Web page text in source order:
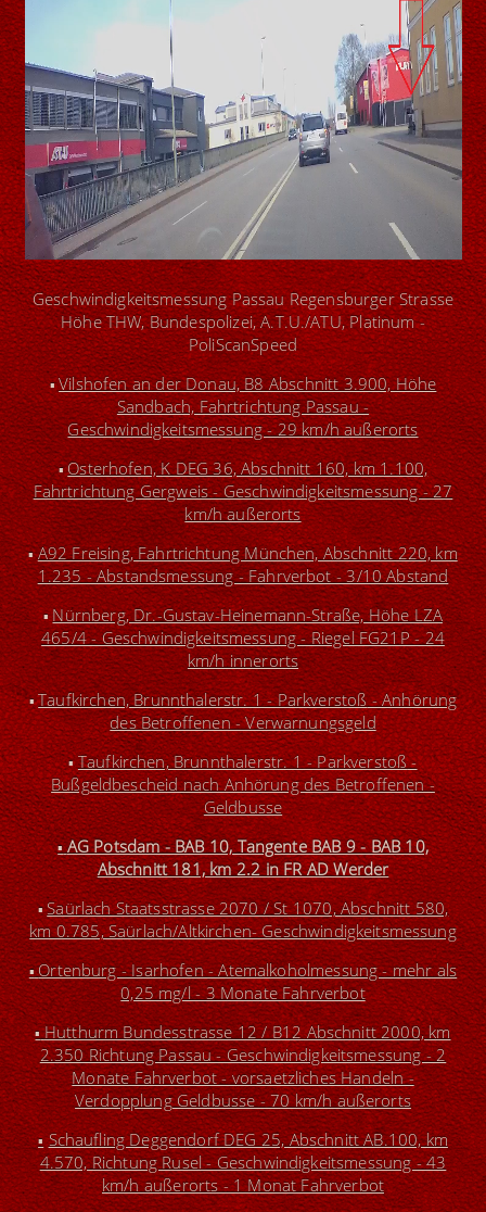
Geschwindigkeitsmessung Passau Regensburger Strasse
Höhe THW, Bundespolizei, A.T.U./ATU, Platinum -
PoliScanSpeed
▪Vilshofen an der Donau, B8 Abschnitt 3.900, Höhe
Sandbach, Fahrtrichtung Passau -
Geschwindigkeitsmessung - 29 km/h außerorts
▪Osterhofen, K DEG 36, Abschnitt 160, km 1.100,
Fahrtrichtung Gergweis - Geschwindigkeitsmessung - 27
km/h außerorts
▪A92 Freising, Fahrtrichtung München, Abschnitt 220, km
1.235 - Abstandsmessung - Fahrverbot - 3/10 Abstand
▪Nürnberg, Dr.-Gustav-Heinemann-Straße, Höhe LZA
465/4 - Geschwindigkeitsmessung - Riegel FG21P - 24
km/h innerorts
▪Taufkirchen, Brunnthalerstr. 1 - Parkverstoß- Anhörung
des Betroffenen - Verwarnungsgeld
▪Taufkirchen, Brunnthalerstr. 1 - Parkverstoß-
Bußgeldbescheid nach Anhörung des Betroffenen -
Geldbusse
▪AG Potsdam - BAB 10, Tangente BAB 9 - BAB 10,
Abschnitt 181, km 2.2 in FR AD Werder
▪Saürlach Staatsstrasse 2070 / St 1070, Abschnitt 580,
km 0.785, Saürlach/Altkirchen- Geschwindigkeitsmessung
▪Ortenburg - Isarhofen - Atemalkoholmessung - mehr als
0,25 mg/l - 3 Monate Fahrverbot
▪Hutthurm Bundesstrasse 12 / B12 Abschnitt 2000, km
2.350 Richtung Passau - Geschwindigkeitsmessung - 2
Monate Fahrverbot - vorsaetzliches Handeln -
Verdopplung Geldbusse - 70 km/h außerorts
▪ Schaufling Deggendorf DEG 25, Abschnitt AB.100, km
4.570, Richtung Rusel - Geschwindigkeitsmessung - 43
km/h außerorts - 1 Monat Fahrverbot